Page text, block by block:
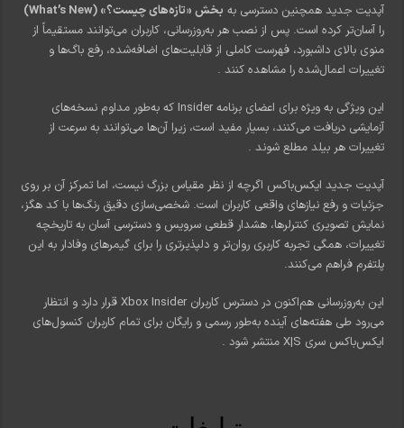
آپدیت جدید همچنین دسترسی به بخش «تازه‌های چیست؟» (What’s New)
را آسان‌تر کرده است. پس از نصب هر به‌روزرسانی، کاربران می‌توانند مستقیماً از
منوی بالای داشبورد، فهرست کاملی از قابلیت‌های اضافه‌شده، رفع باگ‌ها و
تغییرات اعمال‌شده را مشاهده کنند .
این ویژگی به ویژه برای اعضای برنامه Insider که به‌طور مداوم نسخه‌های
آزمایشی دریافت می‌کنند، بسیار مفید است، زیرا آن‌ها می‌توانند به سرعت از
تغییرات هر بیلد مطلع شوند .
آپدیت جدید ایکس‌باکس اگرچه از نظر مقیاس بزرگ نیست، اما تمرکز آن بر روی
جزئیات و رفع نیازهای واقعی کاربران است. شخصی‌سازی دقیق رنگ‌ها با کد هگز،
نمایش تصویری کنترلرها، هشدار قطعی سرویس و دسترسی آسان به تاریخچه
تغییرات، همگی تجربه کاربری روان‌تر و دلپذیرتری را برای گیمرهای وفادار به این
پلتفرم فراهم می‌کنند.
این به‌روزرسانی هم‌اکنون در دسترس کاربران Xbox Insider قرار دارد و انتظار
می‌رود طی هفته‌های آینده به‌طور رسمی و رایگان برای تمام کاربران کنسول‌های
ایکس‌باکس سری X|S منتشر شود
.